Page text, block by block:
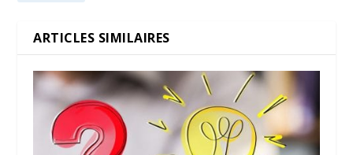
ARTICLES SIMILAIRES